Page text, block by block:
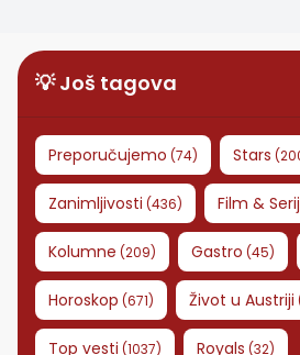
💡 Još tagova
Preporučujemo (74) Stars (
Zanimljivosti (436) Film &
Kolumne (209) Gastro (45)
Horoskop (671) Život u Austriji
Top vesti (1037) Royals (32)